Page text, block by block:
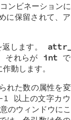
ビネーションに
保留されて、ア
します。
それらが int
動します。
れた数の属性を
以上の文字カウ
のウィンドウに